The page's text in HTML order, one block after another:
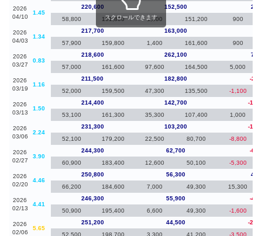
2026
04/10
1.45
220,600 152,500
58,800
161,800 1,300 151,200 900
2026
04/03
1.34
217,700 163,000
57,900
159,800 1,400 161,600 900
2026
03/27
0.83
218,600 262,100
57,000
161,600 97,600 164,500 5,000
2026
03/19
1.16
211,500 182,800
-
52,000
159,500 47,300 135,500 -1,100
2026
03/13
1.50
214,400 142,700
-
53,100
161,300 35,300 107,400 1,000
2026
03/06
2.24
231,300 103,200
-
52,100
179,200 22,500 80,700 -8,800
2026
02/27
3.90
244,300 62,700
-
60,900
183,400 12,600 50,100 -5,300
2026
02/20
4.46
250,800 56,300
66,200
184,600 7,000 49,300 15,300
2026
02/13
4.41
246,300 55,900
-
50,900
195,400 6,600 49,300 -1,600
2026
02/06
5.65
251,200 44,500
-
スクロールできます